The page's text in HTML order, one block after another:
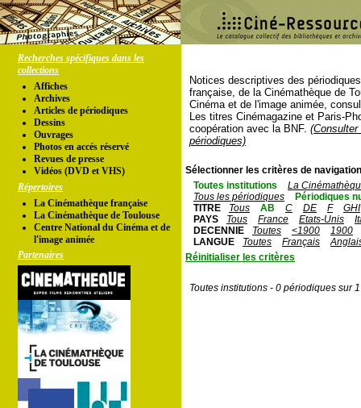
Recherches spécifiques dans les
collections
Affiches
Archives
Articles de périodiques
Dessins
Ouvrages
Photos en accés réservé
Revues de presse
Vidéos (DVD et VHS)
Répertoires
La Cinémathèque française
La Cinémathèque de Toulouse
Centre National du Cinéma et de
l'image animée
Partenaires
Notices descriptives des
française, de la Cinémathèque de
Cinéma et de l'image animée,
Les titres Cinémagazine et Paris-
coopération avec la BNF.
périodiques)
Sélectionner les critères de
Toutes institutions
La
Tous les périodiques
Périodiques
TITRE
Tous AB C DE F
GHI
PAYS
Tous France Etats-Unis
DECENNIE
Toutes <1900
1900
LANGUE
Toutes Français
Réinitialiser les critères
Toutes institutions - 0 périodiques sur